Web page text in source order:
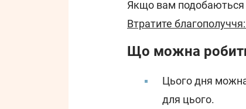
Якщо вам подобаються
Втратите
Що можна
Цього дня
для цього.